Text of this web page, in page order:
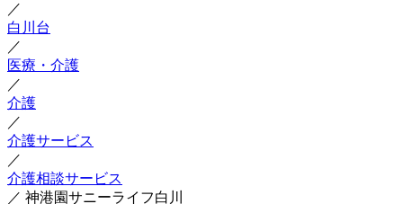
／
白川台
／
医療・介護
／
介護
／
介護サービス
／
介護相談サービス
／ 神港園サニーライフ白川